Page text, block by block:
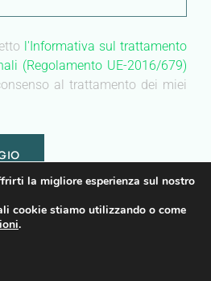
l'Informativa sul trattamento
(Regolamento UE-2016/679)
al trattamento dei miei
la migliore esperienza sul nostro
cookie stiamo utilizzando o come
.